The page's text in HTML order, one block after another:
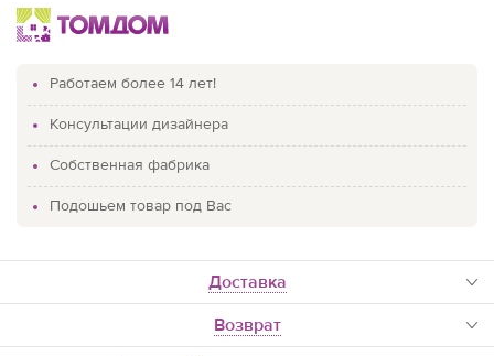
Работаем более 14 лет!
Консультации дизайнера
Собственная фабрика
Подошьем товар под Вас
доставка
Возврат